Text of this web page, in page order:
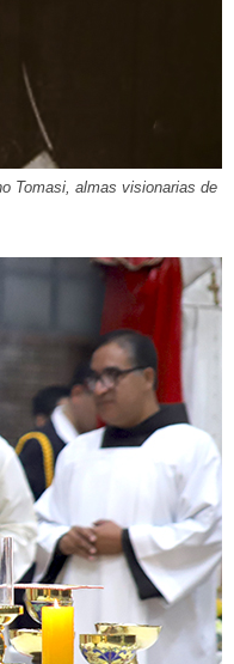
Tomasi, almas visionarias de